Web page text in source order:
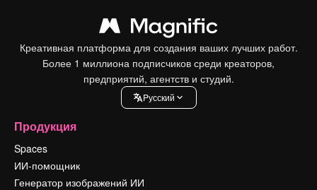
Креативная платформа для создания ваших лучших работ.
Более 1 миллиона подписчиков среди креаторов,
предприятий, агентств и студий.
Pусский
Продукция
Spaces
ИИ-помощник
Генератор изображений ИИ